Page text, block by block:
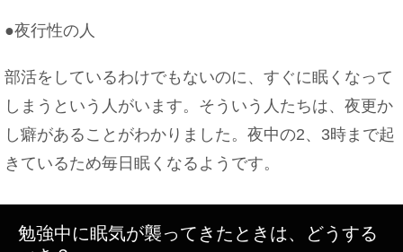
●夜行性の人
部活をしているわけでもないのに、すぐに眠くなって
しまうという人がいます。そういう人たちは、夜更か
し癖があることがわかりました。夜中の2、3時まで起
きているため毎日眠くなるようです。
勉強中に眠気が襲ってきたときは、どうする